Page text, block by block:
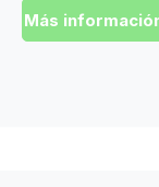
Más